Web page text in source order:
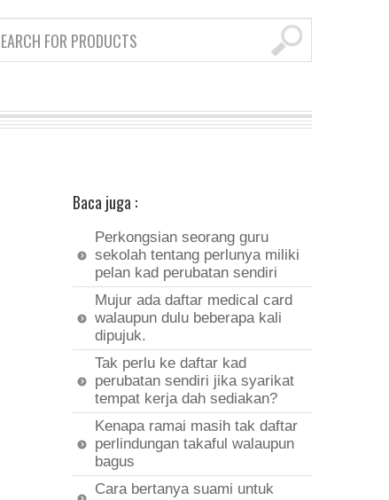
Baca juga :
Perkongsian seorang guru
sekolah tentang perlunya miliki
pelan kad perubatan sendiri
Mujur ada daftar medical card
walaupun dulu beberapa kali
dipujuk.
Tak perlu ke daftar kad
perubatan sendiri jika syarikat
tempat kerja dah sediakan?
Kenapa ramai masih tak daftar
perlindungan takaful walaupun
bagus
Cara bertanya suami untuk